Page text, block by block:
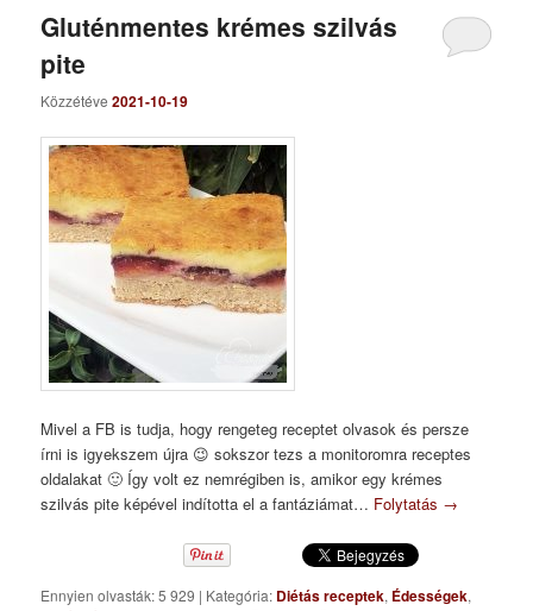
Gluténmentes krémes szilvás
pite
Közzétéve2021-10-19
Mivel a FB is tudja, hogy rengeteg receptet olvasok és persze
írni is igyekszem újra 😉 sokszor tezs a monitoromra receptes
oldalakat 🙂 Így volt ez nemrégiben is, amikor egy krémes
szilvás pite képével indította el a fantáziámat… Folytatás →
Ennyien olvasták: 5 929 | Kategória: Diétás receptek, Édességek,